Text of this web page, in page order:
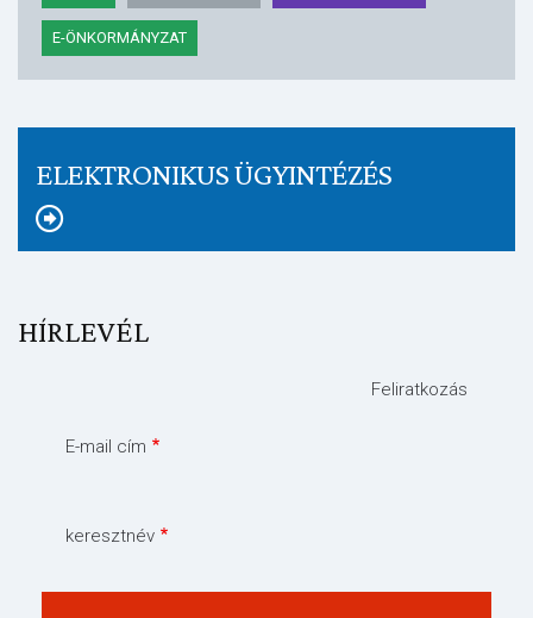
E-ÖNKORMÁNYZAT
ELEKTRONIKUS ÜGYINTÉZÉS
HÍRLEVÉL
Feliratkozás
E-mail cím
keresztnév